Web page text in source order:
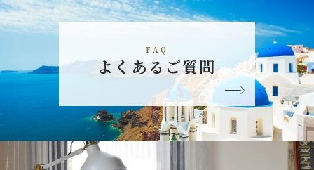
FAQ
よくあるご質問